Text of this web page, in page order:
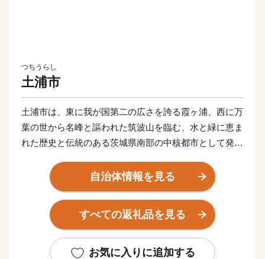
つちうらし
土浦市
土浦市は、東に我が国第二の広さを誇る霞ヶ浦、西に万
葉の世から名峰と謳われた筑波山を臨む、水と緑に恵ま
れた歴史と伝統のある茨城県南部の中核都市として発展
現在は、日本三大花火の一つでもあり、花火師が日本一
をかけて腕を競う「土浦全国花火競技大会」や国内屈指
の市民マラソンとなりました「かすみがうらマラソン兼
「カレーフェスティバル」など特色あるイベントが多数
自治体情報を見る
すべての返礼品を見る
お気に入りに追加する